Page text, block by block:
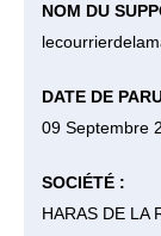
NOM DU
DATE DE
09 Septembre
SOCIÉTÉ :
HARAS DE LA